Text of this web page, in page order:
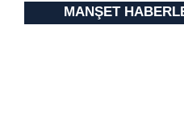
6698 sayılı Kişisel Verilerin
hazırlanmış Aydınlatma
MANŞET